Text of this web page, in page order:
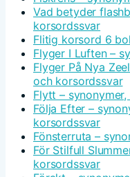
Vad betyder
korsordssvar
Flitig korsord 6
Flyger I Luften –
Flyger På Nya
och korsordssvar
Flytt –
Följa Efter –
korsordssvar
Fönsterruta –
För Stilfull
korsordssvar